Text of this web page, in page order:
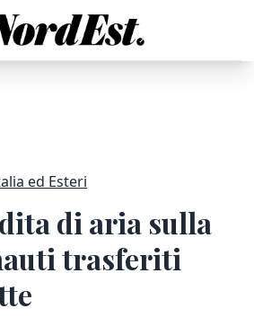
ed Esteri
di aria sulla
trasferiti